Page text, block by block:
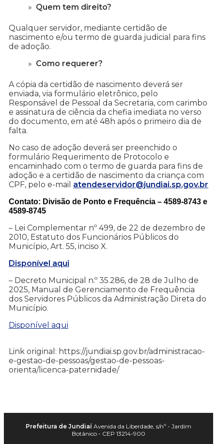
Quem tem direito?
Qualquer servidor, mediante certidão de
nascimento e/ou termo de guarda judicial para fins
de adoção.
Como requerer?
A cópia da certidão de nascimento deverá ser
enviada, via formulário eletrônico, pelo
Responsável de Pessoal da Secretaria, com carimbo
e assinatura de ciência da chefia imediata no verso
do documento, em até 48h após o primeiro dia de
falta.
No caso de adoção deverá ser preenchido o
formulário Requerimento de Protocolo e
encaminhado com o termo de guarda para fins de
adoção e a certidão de nascimento da criança com
CPF, pelo e-mail atendeservidor@jundiai.sp.gov.br
Contato: Divisão de Ponto e Frequência – 4589-8743 e
4589-8745
– Lei Complementar nº 499, de 22 de dezembro de
2010, Estatuto dos Funcionários Públicos do
Município, Art. 55, inciso X.
Disponível aqui
– Decreto Municipal n.º 35.286, de 28 de Julho de
2025, Manual de Gerenciamento de Frequência
dos Servidores Públicos da Administração Direta do
Município.
Disponível aqui
Link original: https://jundiai.sp.gov.br/administracao-
e-gestao-de-pessoas/gestao-de-pessoas-
orienta/licenca-paternidade/
Prefeitura de Jundiaí Avenida da Liberdade, s/nº - Jardim
Botânico - CEP 13214-900